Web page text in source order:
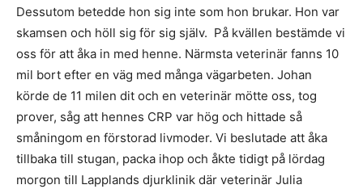
Dessutom betedde hon sig inte som hon brukar. Hon var
skamsen och höll sig för sig själv. På kvällen bestämde vi
oss för att åka in med henne. Närmsta veterinär fanns 10
mil bort efter en väg med många vägarbeten. Johan
körde de 11 milen dit och en veterinär mötte oss, tog
prover, såg att hennes CRP var hög och hittade så
småningom en förstorad livmoder. Vi beslutade att åka
tillbaka till stugan, packa ihop och åkte tidigt på lördag
morgon till Lapplands djurklinik där veterinär Julia